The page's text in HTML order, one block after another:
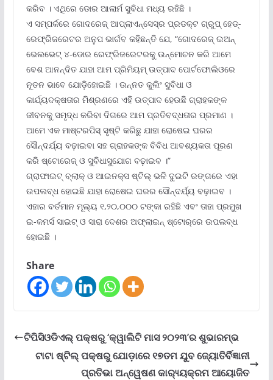
କରିବ । ଏଥିରେ ଡୋର ଆଲାର୍ମ ସୁବିଧା ମଧ୍ୟ ରହିଛି ।
ଏ ସମ୍ପର୍କରେ ଗୋଦରେଜ୍ ଆପ୍ଲାଏନ୍‌ସେସ୍‌ର ପ୍ରଡକ୍ଟ ଗ୍ରୁପ୍ ହେଡ୍‌-
ରେଫ୍ରିଜରେଟର ଅନୁପ ଭାର୍ଗବ କହିଛନ୍ତି ଯେ, “ଗୋଦରେଜ୍ ଇଅନ୍
ଭେଲଭେଟ୍ ୪-ଡୋର ରେଫ୍ରିଜରେଟରକୁ ଉନ୍ମୋଚନ କରି ଆମେ
ବେଶ ଆନନ୍ଦିତ ଯାହା ଆମ ପ୍ରିମିୟମ୍ ଉତ୍ପାଦ ପୋର୍ଟଫୋଲିଓରେ
ନୂତନ ଭାବେ ଯୋଡ଼ିହୋଇଛି । ଉନ୍ନତ କୁଲିଂ ସୁବିଧା ଓ
କାର୍ଯ୍ୟଦକ୍ଷତାର ମିଶ୍ରଣରେ ଏହି ଉତ୍ପାଦ ହେଉଛି ଗ୍ରାହକଙ୍କ
ଜୀବନକୁ ସମୃଦ୍ଧ କରିବା ଦିଗରେ ଆମ ପ୍ରତିବଦ୍ଧତାର ପ୍ରମାଣ ।
ଆମେ ଏକ ମାଷ୍ଟରପିସ୍ ସୃଷ୍ଟି କରିଛୁ ଯାହା ରୋଷେଇ ଘରର
ସୌନ୍ଦର୍ଯ୍ୟ ବଢ଼ାଇବା ସହ ଗ୍ରାହକଙ୍କ ବିବିଧ ଆବଶ୍ୟକତା ପୂରଣ
କରି ଷ୍ଟୋରେଜ୍ ଓ ସୁବିଧାସୁଯୋଗ ବଢ଼ାଇବ ।”
ଗ୍ରାଫାଇଟ୍ ବ୍ଲାକ୍ ଓ ଆଇନକ୍ସ ଷ୍ଟିଲ୍ ଭଳି ଦୁଇଟି ରଙ୍ଗରେ ଏହା
ଉପଲବ୍ଧ ହୋଇଛି ଯାହା ରୋଷେଇ ଘରର ସୌନ୍ଦର୍ଯ୍ୟ ବଢ଼ାଇବ ।
ଏହାର ବର୍ତମାନ ମୂଲ୍ୟ ୧,୨୦,୦୦୦ ଟଙ୍କା ରହିଛି ଏବଂ ତାହା ପ୍ରମୁଖ
ଇ-କମର୍ସ ସାଇଟ୍ ଓ ସାରା ଦେଶର ଅଫ୍‌ଲାଇନ୍ ଷ୍ଟୋର୍‌ରେ ଉପଲବ୍ଧ
ହୋଇଛି ।
Share
ଟିପିସିଓଡିଏଲ୍ ପକ୍ଷରୁ ‘କ୍ୱାଲିଟି ମାସ ୨୦୨୩’ର ଶୁଭାରମ୍ଭ
ଟାଟା ଷ୍ଟିଲ୍ ପକ୍ଷରୁ ଯୋଡ଼ାରେ ୧୭ତମ ଯୁବ ଜ୍ୟୋତିର୍ବିଜ୍ଞାନୀ
ପ୍ରତିଭା ଅନ୍ୱେଷଣ କାର‌୍ୟ୍ୟକ୍ରମ ଆୟୋଜିତ